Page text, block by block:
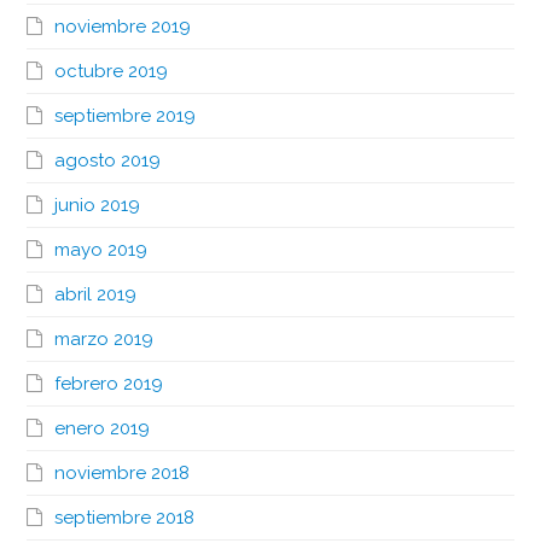
noviembre 2019
octubre 2019
septiembre 2019
agosto 2019
junio 2019
mayo 2019
abril 2019
marzo 2019
febrero 2019
enero 2019
noviembre 2018
septiembre 2018